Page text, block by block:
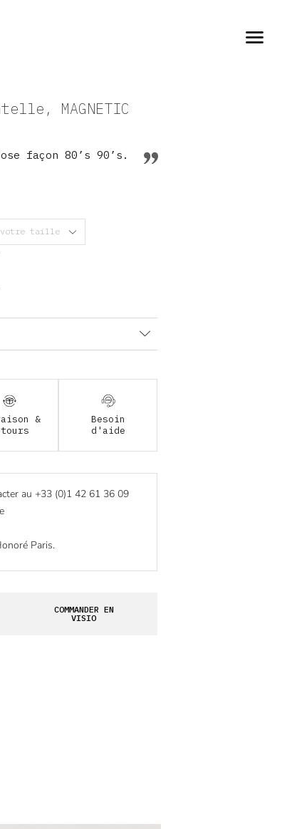
MAGNETIC
façon 80’s 90’s.
&
Besoin
d'aide
au +33 (0)1 42 61 36 09
Paris.
COMMANDER EN
VISIO